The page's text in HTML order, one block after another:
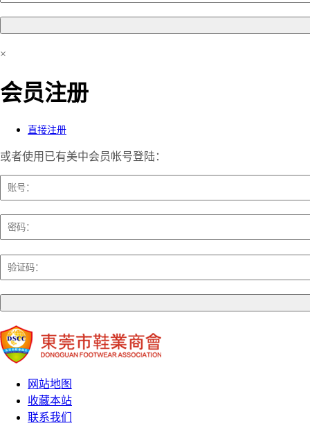
×
会员注册
直接注册
或者使用已有美中会员帐号登陆：
网站地图
收藏本站
联系我们